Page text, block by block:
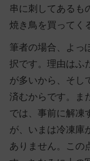
串に刺してあるも
焼き鳥を買ってく
筆者の場合、よっ
択です。理由はふ
が多いから、そし
済むからです。ま
では、事前に解凍
が、いまは冷凍庫
ありません。この